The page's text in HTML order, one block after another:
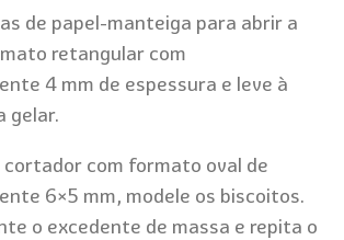
de papel-manteiga para abrir a
retangular com
4 mm de espessura e leve à
gelar.
cortador com formato oval de
6×5 mm, modele os biscoitos.
o excedente de massa e repita o